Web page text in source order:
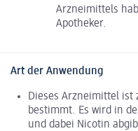
Arzneimittels
Apotheker.
Art der Anwendung
Dieses Arzneimittel ist
bestimmt. Es wird in
und dabei Nicotin